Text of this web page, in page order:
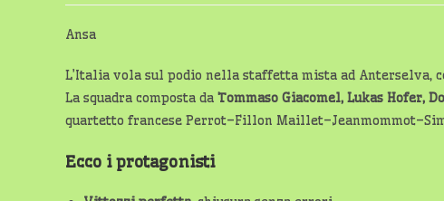
lettura:
Ansa
L’Italia vola sul podio nella staffetta mista ad Anterselva,
La squadra composta da Tommaso Giacomel, Lukas Hofer,
quartetto francese Perrot–Fillon
Ecco i protagonisti